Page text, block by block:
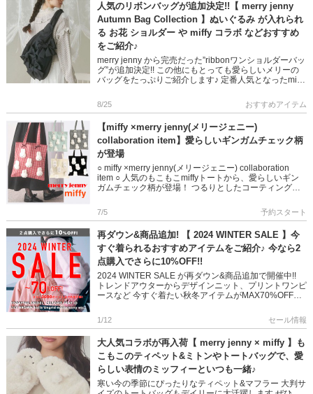
人気のリボンバッグが追加決定!!【 merry jenny
Autumn Bag Collection 】ぬいぐるみ が入れられ
る お花 ショルダー や miffy コラボ などおすすめ
をご紹介♪
merry jenny から完売だった”ribbonワンショルダーバッ
グ”が追加決定!! この他にもとっても愛らしいメリーの
バッグをたっぷりご紹介します♪ 定番人気となったmiffy
8/25 おすすめアイテム
【miffy ×merry jenny(メリージェニー)
collaboration item】愛らしいギンガムチェック柄
が登場
○ miffy ×merry jenny(メリージェニー) collaboration
item ○ 人気のもこもこmiffyトートから、愛らしいギン
ガムチェック柄が登場！ つるりとしたコーティング生
7/5 予約スタート
再ダウン&商品追加! 【 2024 WINTER SALE 】今
すぐ着られるおすすめアイテムをご紹介♪ 今なら2
点購入でさらに10%OFF!!
2024 WINTER SALE が再ダウン&商品追加で開催中!!
トレンドアウターからデザインニット、プリントワンピ
ースなど 今すぐ着たい秋冬アイテムがMAX70%OFFで
1/12 セール情報
大人気コラボが再入荷【 merry jenny × miffy 】も
こもこのティペット&ミトンやトートバッグで、愛
らしい表情のミッフィーといつも一緒♪
寒い今の季節にぴったりなティペット&マフラー 大判サ